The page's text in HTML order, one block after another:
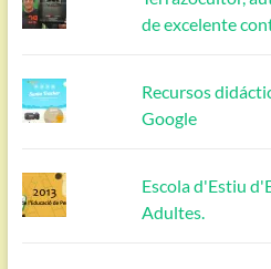
de excelente
Recursos
Google
Escola d'Estiu
Adultes.